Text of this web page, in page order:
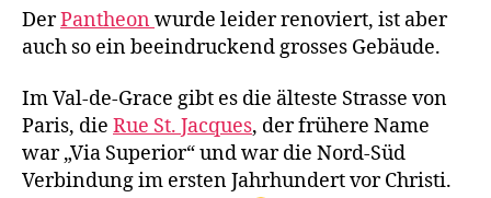
DerPantheon wurde leider renoviert, ist aber
auch so ein beeindruckend grosses Gebäude.
Im Val-de-Grace gibt es die älteste Strasse von
Paris, die Rue St. Jacques, der frühere Name
war „Via Superior“ und war die Nord-Süd
Verbindung im ersten Jahrhundert vor Christi.